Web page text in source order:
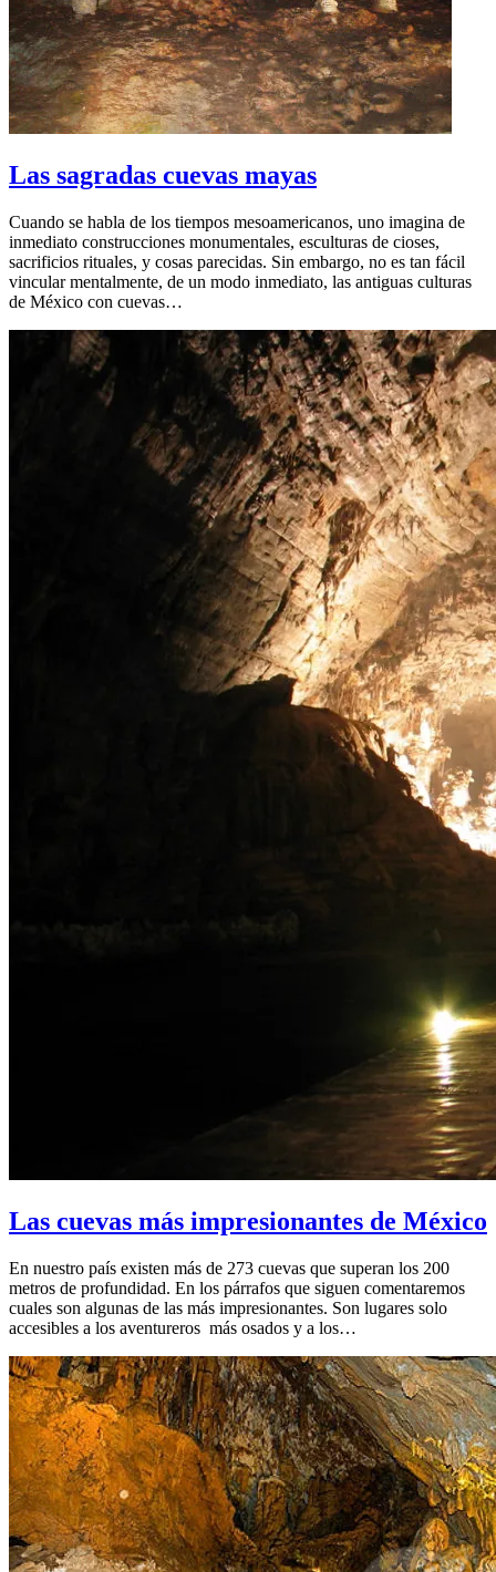
Las sagradas cuevas mayas
Cuando se habla de los tiempos mesoamericanos, uno imagina de
inmediato construcciones monumentales, esculturas de cioses,
sacrificios rituales, y cosas parecidas. Sin embargo, no es tan fácil
vincular mentalmente, de un modo inmediato, las antiguas culturas
de México con cuevas…
Las cuevas más impresionantes de México
En nuestro país existen más de 273 cuevas que superan los 200
metros de profundidad. En los párrafos que siguen comentaremos
cuales son algunas de las más impresionantes. Son lugares solo
accesibles a los aventureros más osados y a los…